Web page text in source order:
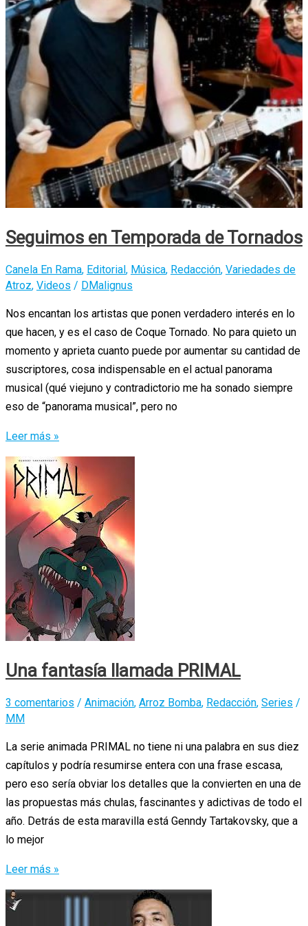
Veranes
–
“Manuel”
Seguimos en Temporada de Tornados
Canela En Rama, Editorial , Música, Redacción, Variedades de
Atroz, Videos / DMalignus
Nos encantan los artistas que ponen verdadero interés en lo
que hacen, y es el caso de Coque Tornado. No para quieto un
momento y aprieta cuanto puede por aumentar su cantidad de
suscriptores, cosa indispensable en el actual panorama
musical (qué viejuno y contradictorio me ha sonado siempre
eso de “panorama musical”, pero no
Seguimos
en
Temporada
de
Tornados
Leer más »
Una fantasía llamada PRIMAL
3 comentarios / Animación, Arroz Bomba, Redacción, Series /
MM
La serie animada PRIMAL no tiene ni una palabra en sus diez
capítulos y podría resumirse entera con una frase escasa,
pero eso sería obviar los detalles que la convierten en una de
las propuestas más chulas, fascinantes y adictivas de todo el
año. Detrás de esta maravilla está Genndy Tartakovsky, que a
lo mejor
Una
fantasía
llamada
Leer más »